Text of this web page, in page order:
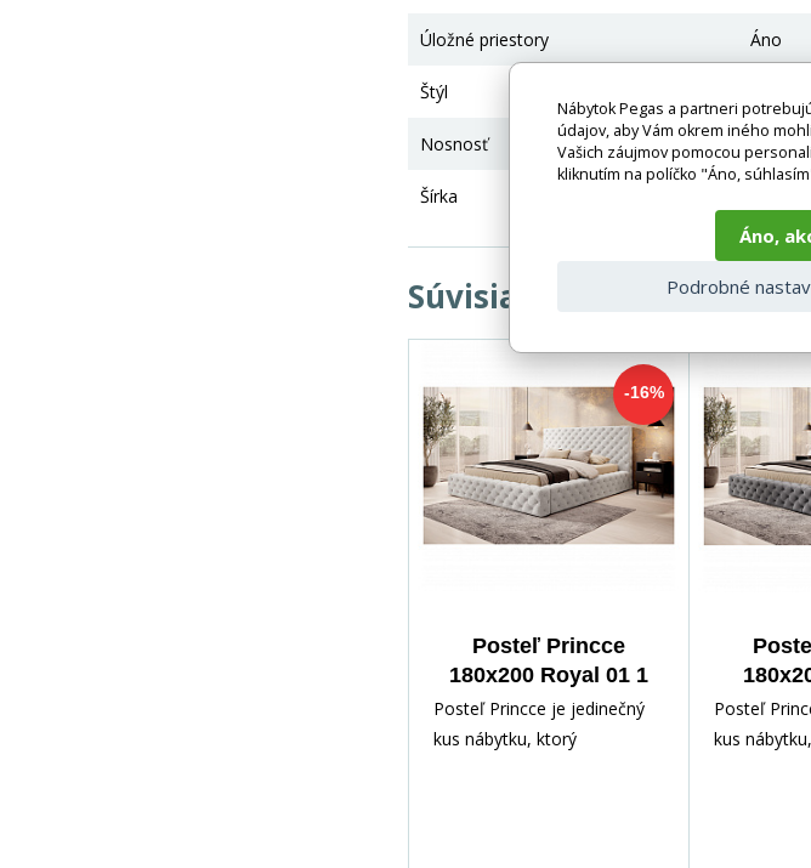
Úložné priestory Áno
Štýl
Nosnosť 250
Šírka
Súvisiace produkty
-16%
Posteľ Princce
180x200 Royal 01 1
Posteľ Princce je jedinečný
kus nábytku, ktorý
Posteľ
kus
Nábytok Pegas a partneri
údajov, aby Vám okrem iného
Vašich záujmov pomocou
kliknutím na políčko "Áno,
Áno,
Podrobné